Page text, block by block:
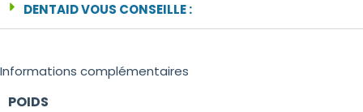
DENTAID VOUS CONSEILLE :
Informations complémentaires
POIDS